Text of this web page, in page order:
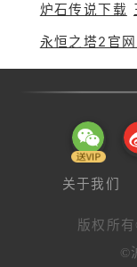
炉石传说下载
永恒之塔2官
关于我们
版权所
©